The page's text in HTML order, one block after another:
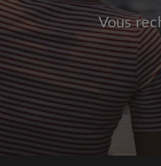
Vous
Inscrivez-vous avec
Nous ne publierons jamais sur
votre accord
Trouvez votre